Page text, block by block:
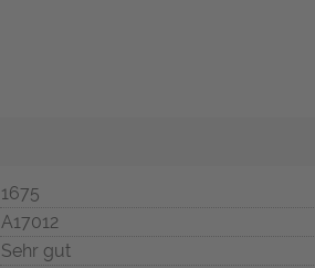
1675
A17012
Sehr gut